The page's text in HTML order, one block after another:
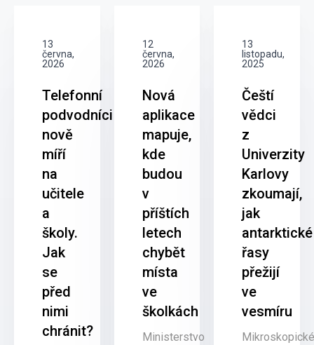
13
června,
2026
Telefonní
podvodníci
nově
míří
na
učitele
a
školy.
Jak
se
před
nimi
chránit?
12
června,
2026
Nová
aplikace
mapuje,
kde
budou
v
příštích
letech
chybět
místa
ve
školkách
Ministerstvo
13
listopadu,
2025
Čeští
vědci
z
Univerzity
Karlovy
zkoumají,
jak
antarktické
řasy
přežijí
ve
vesmíru